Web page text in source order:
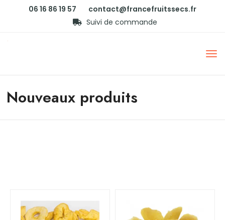
06 16 86 19 57
contact@francefruitssecs.fr
Suivi de commande
Nouveaux produits